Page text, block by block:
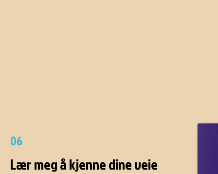
06
Lær meg å kjenne dine veie